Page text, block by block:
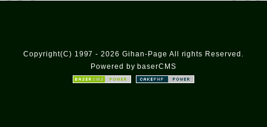
Copyright(C) 1997 - 2026 Gihan-Page All rights Reserved.
Powered by baserCMS